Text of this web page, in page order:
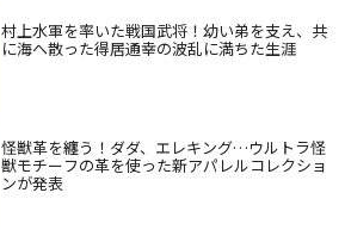
村上水軍を率いた戦国武将！幼い弟を支え、共
に海へ散った得居通幸の波乱に満ちた生涯
怪獣革を纏う！ダダ、エレキング…ウルトラ怪
獣モチーフの革を使った新アパレルコレクショ
ンが発表